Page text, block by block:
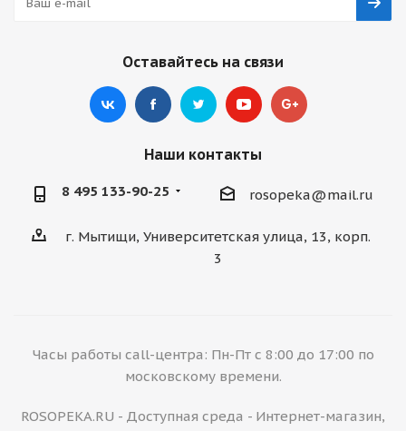
Оставайтесь на связи
Наши контакты
8 495 133-90-25 rosopeka@mail.ru
г. Мытищи, Университетская улица, 13, корп.
3
Часы работы call-центра: Пн-Пт с 8:00 до 17:00 по
московскому времени.
ROSOPEKA.RU - Доступная среда - Интернет-магазин,